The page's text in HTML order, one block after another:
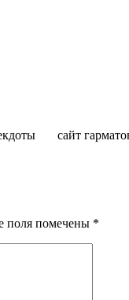
сайт
поля помечены *